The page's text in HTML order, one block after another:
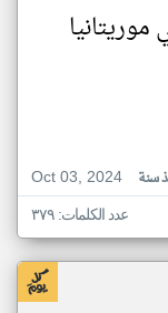
موريتانيا
Oct 03, 2024
سنة
عدد الكلمات: ٣٧٩